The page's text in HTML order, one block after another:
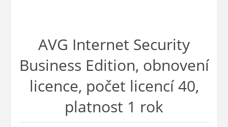
AVG Internet Security
Business Edition, obnovení
licence, počet licencí 40,
platnost 1 rok